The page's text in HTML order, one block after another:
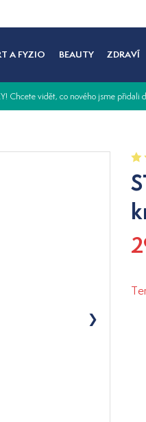
A FYZIO BEAUTY ZDRAVÍ
Chcete vidět, co nového jsme přidali